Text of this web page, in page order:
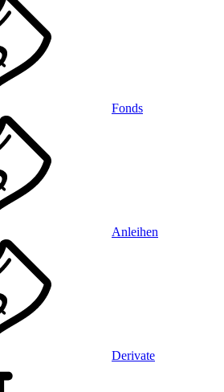
Fonds
Anleihen
Derivate